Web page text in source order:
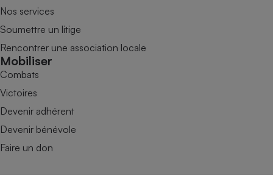
Nos services
Soumettre un litige
Rencontrer une association locale
Mobiliser
Combats
Victoires
Devenir adhérent
Devenir bénévole
Faire un don